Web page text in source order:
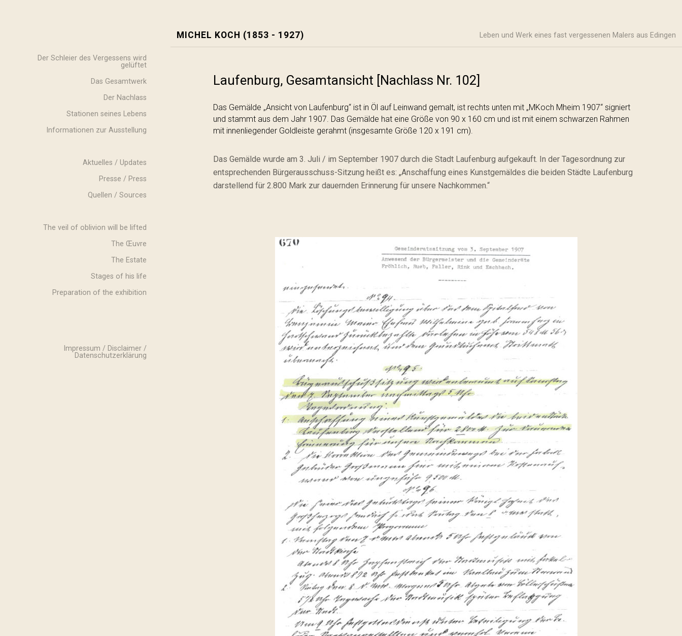
Der Schleier des Vergessens wird
gelüftet
Das Gesamtwerk
Der Nachlass
Stationen seines Lebens
Informationen zur Ausstellung
Aktuelles / Updates
Presse / Press
Quellen / Sources
The veil of oblivion will be lifted
The Œuvre
The Estate
Stages of his life
Preparation of the exhibition
Impressum / Disclaimer /
Datenschutzerklärung
MICHEL KOCH (1853 - 1927) Leben und Werk eines fast vergessenen Malers aus Edingen
Laufenburg, Gesamtansicht [Nachlass Nr. 102]
Das Gemälde „Ansicht von Laufenburg“ ist in Öl auf Leinwand gemalt, ist rechts unten mit „MKoch Mheim 1907“ signiert
und stammt aus dem Jahr 1907. Das Gemälde hat eine Größe von 90 x 160 cm und ist mit einem schwarzen Rahmen
mit innenliegender Goldleiste gerahmt (insgesamte Größe 120 x 191 cm).
Das Gemälde wurde am 3. Juli / im September 1907 durch die Stadt Laufenburg aufgekauft. In der Tagesordnung zur
entsprechenden Bürgerausschuss-Sitzung heißt es: „Anschaffung eines Kunstgemäldes die beiden Städte Laufenburg
darstellend für 2.800 Mark zur dauernden Erinnerung für unsere Nachkommen.“